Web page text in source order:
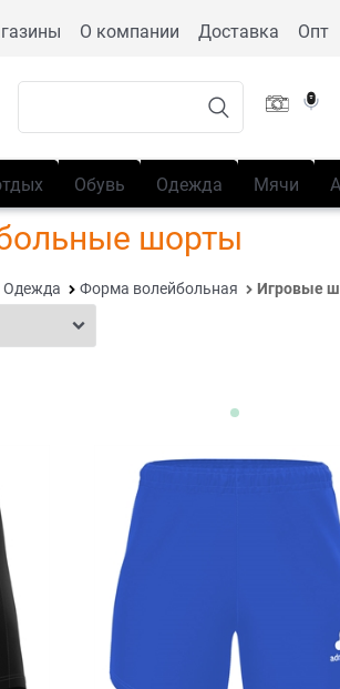
О компании Доставка Опт
Обувь Одежда Мячи
шорты
Одежда Форма волейбольная Игровые